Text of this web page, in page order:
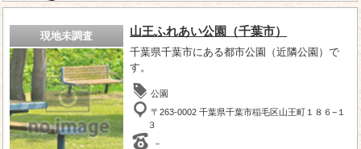
現地未調査 山王ふれあい公園（千葉市）
千葉県千葉市にある都市公園（近隣公園）で
す。
公園
〒263-0002 千葉県千葉市稲毛区山王町１８６−１
３
－